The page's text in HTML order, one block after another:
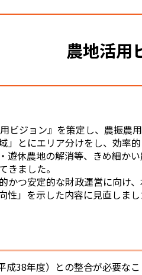
農地活用
ジョン』を策定し、農振農
」とにエリア分けをし、効率
遊休農地の解消等、きめ細か
きました。
つ安定的な財政運営に向け
」を示した内容に見直しまし
38年度）との整合が必要な